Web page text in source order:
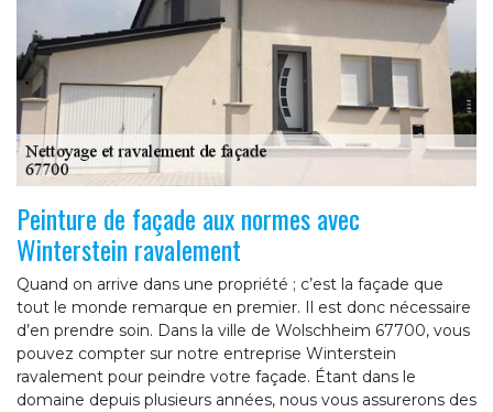
Peinture de façade aux normes avec
Winterstein ravalement
Quand on arrive dans une propriété ; c’est la façade que
tout le monde remarque en premier. Il est donc nécessaire
d’en prendre soin. Dans la ville de Wolschheim 67700, vous
pouvez compter sur notre entreprise Winterstein
ravalement pour peindre votre façade. Étant dans le
domaine depuis plusieurs années, nous vous assurerons des